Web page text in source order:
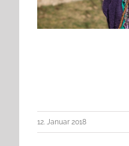
12. Januar 2018